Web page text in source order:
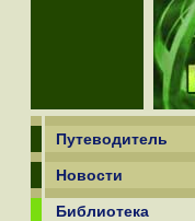
Путеводитель
Новости
Библиотека